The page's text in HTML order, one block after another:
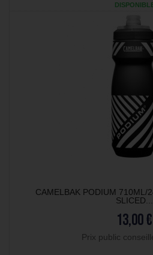
CAMELBAK PODIUM 710ML/
SLICED...
13,00 €
Prix public